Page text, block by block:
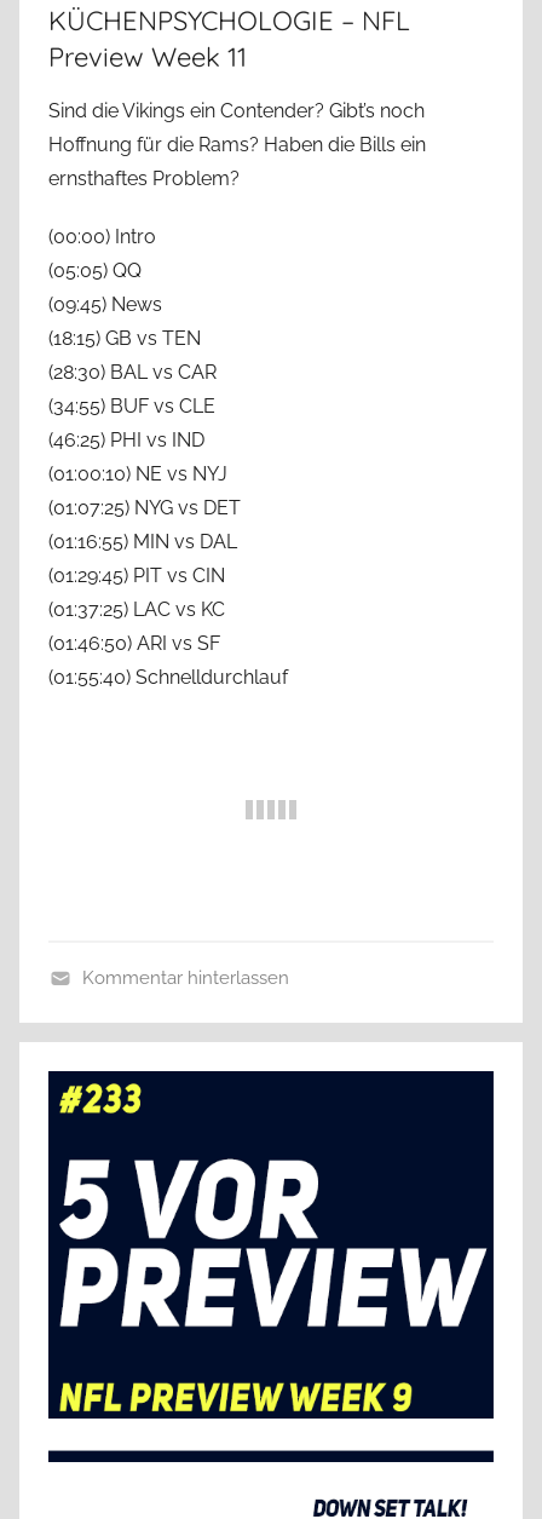
KÜCHENPSYCHOLOGIE – NFL
Preview Week 11
Sind die Vikings ein Contender? Gibt’s noch
Hoffnung für die Rams? Haben die Bills ein
ernsthaftes Problem?
(00:00) Intro
(05:05) QQ
(09:45) News
(18:15) GB vs TEN
(28:30) BAL vs CAR
(34:55) BUF vs CLE
(46:25) PHI vs IND
(01:00:10) NE vs NYJ
(01:07:25) NYG vs DET
(01:16:55) MIN vs DAL
(01:29:45) PIT vs CIN
(01:37:25) LAC vs KC
(01:46:50) ARI vs SF
(01:55:40) Schnelldurchlauf
l
l
Kommentar hinterlassen